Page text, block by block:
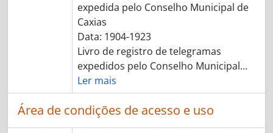
expedida pelo Conselho Municipal de
Caxias
Data: 1904-1923
Livro de registro de telegramas
expedidos pelo Conselho Municipal…
Ler mais
Área de condições de acesso e uso